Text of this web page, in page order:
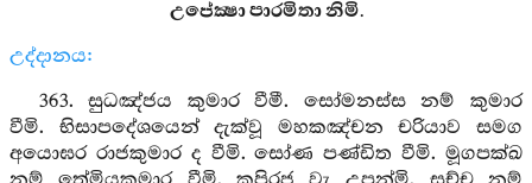
උපේක්‍ෂා පාරමිතා නිමි.
උද්දානය:
363. සුධඤ්ජය කුමාර වීමී. සෝමනස්ස නම් කුමාර
වීමි. භිසාපදේශයෙන් දැක්වූ මහකඤ්චන චරියාව සමග
අයොඝර රාජකුමාර ද වීමි. සෝණ පණ්ඩිත වීමි. මූගපක්ඛ